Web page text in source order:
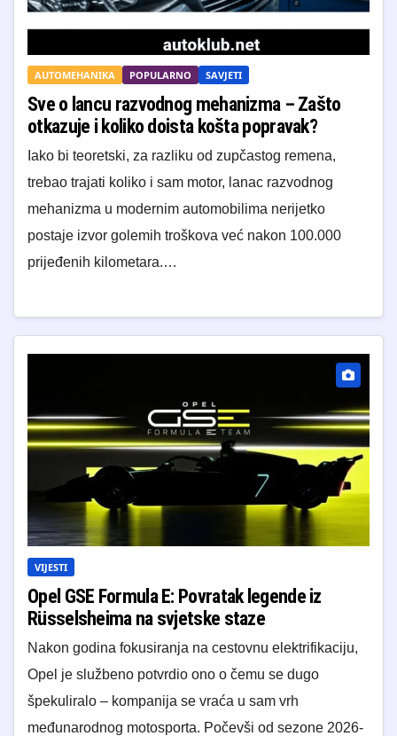
AUTOMEHANIKA POPULARNO SAVJETI
Sve o lancu razvodnog mehanizma – Zašto
otkazuje i koliko doista košta popravak?
Iako bi teoretski, za razliku od zupčastog remena,
trebao trajati koliko i sam motor, lanac razvodnog
mehanizma u modernim automobilima nerijetko
postaje izvor golemih troškova već nakon 100.000
prijeđenih kilometara.…
VIJESTI
Opel GSE Formula E: Povratak legende iz
Rüsselsheima na svjetske staze
Nakon godina fokusiranja na cestovnu elektrifikaciju,
Opel je službeno potvrdio ono o čemu se dugo
špekuliralo – kompanija se vraća u sam vrh
međunarodnog motosporta. Počevši od sezone 2026-